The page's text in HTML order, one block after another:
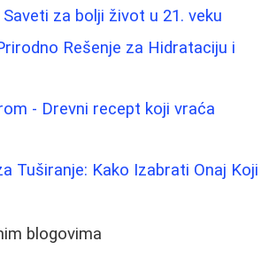
za bolji život u 21. veku
Rešenje za Hidrataciju i
- Drevni recept koji vraća
Tuširanje: Kako Izabrati Onaj Koji
blogovima